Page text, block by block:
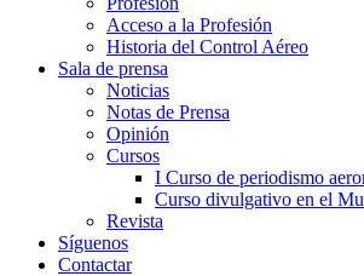
Acceso a la Profesión
Historia del Control Aéreo
Sala de prensa
Noticias
Notas de Prensa
Opinión
Cursos
I Curso de periodismo
Curso divulgativo en el
Revista
Síguenos
Contactar